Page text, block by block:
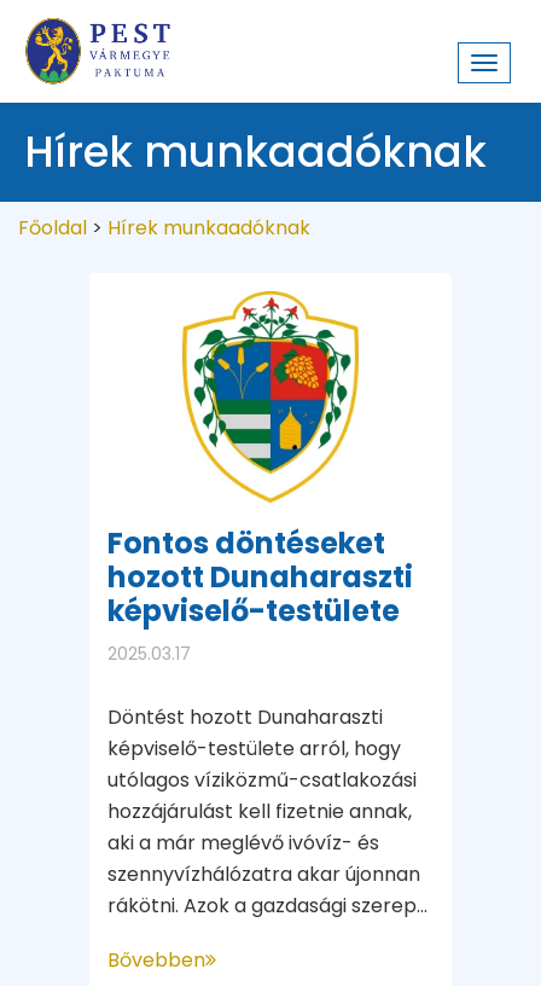
Hírek munkaadóknak
Főoldal > Hírek munkaadóknak
Fontos döntéseket
hozott Dunaharaszti
képviselő-testülete
2025.03.17
Döntést hozott Dunaharaszti
képviselő-testülete arról, hogy
utólagos víziközmű-csatlakozási
hozzájárulást kell fizetnie annak,
aki a már meglévő ivóvíz- és
szennyvízhálózatra akar újonnan
rákötni. Azok a gazdasági szerep...
Bővebben